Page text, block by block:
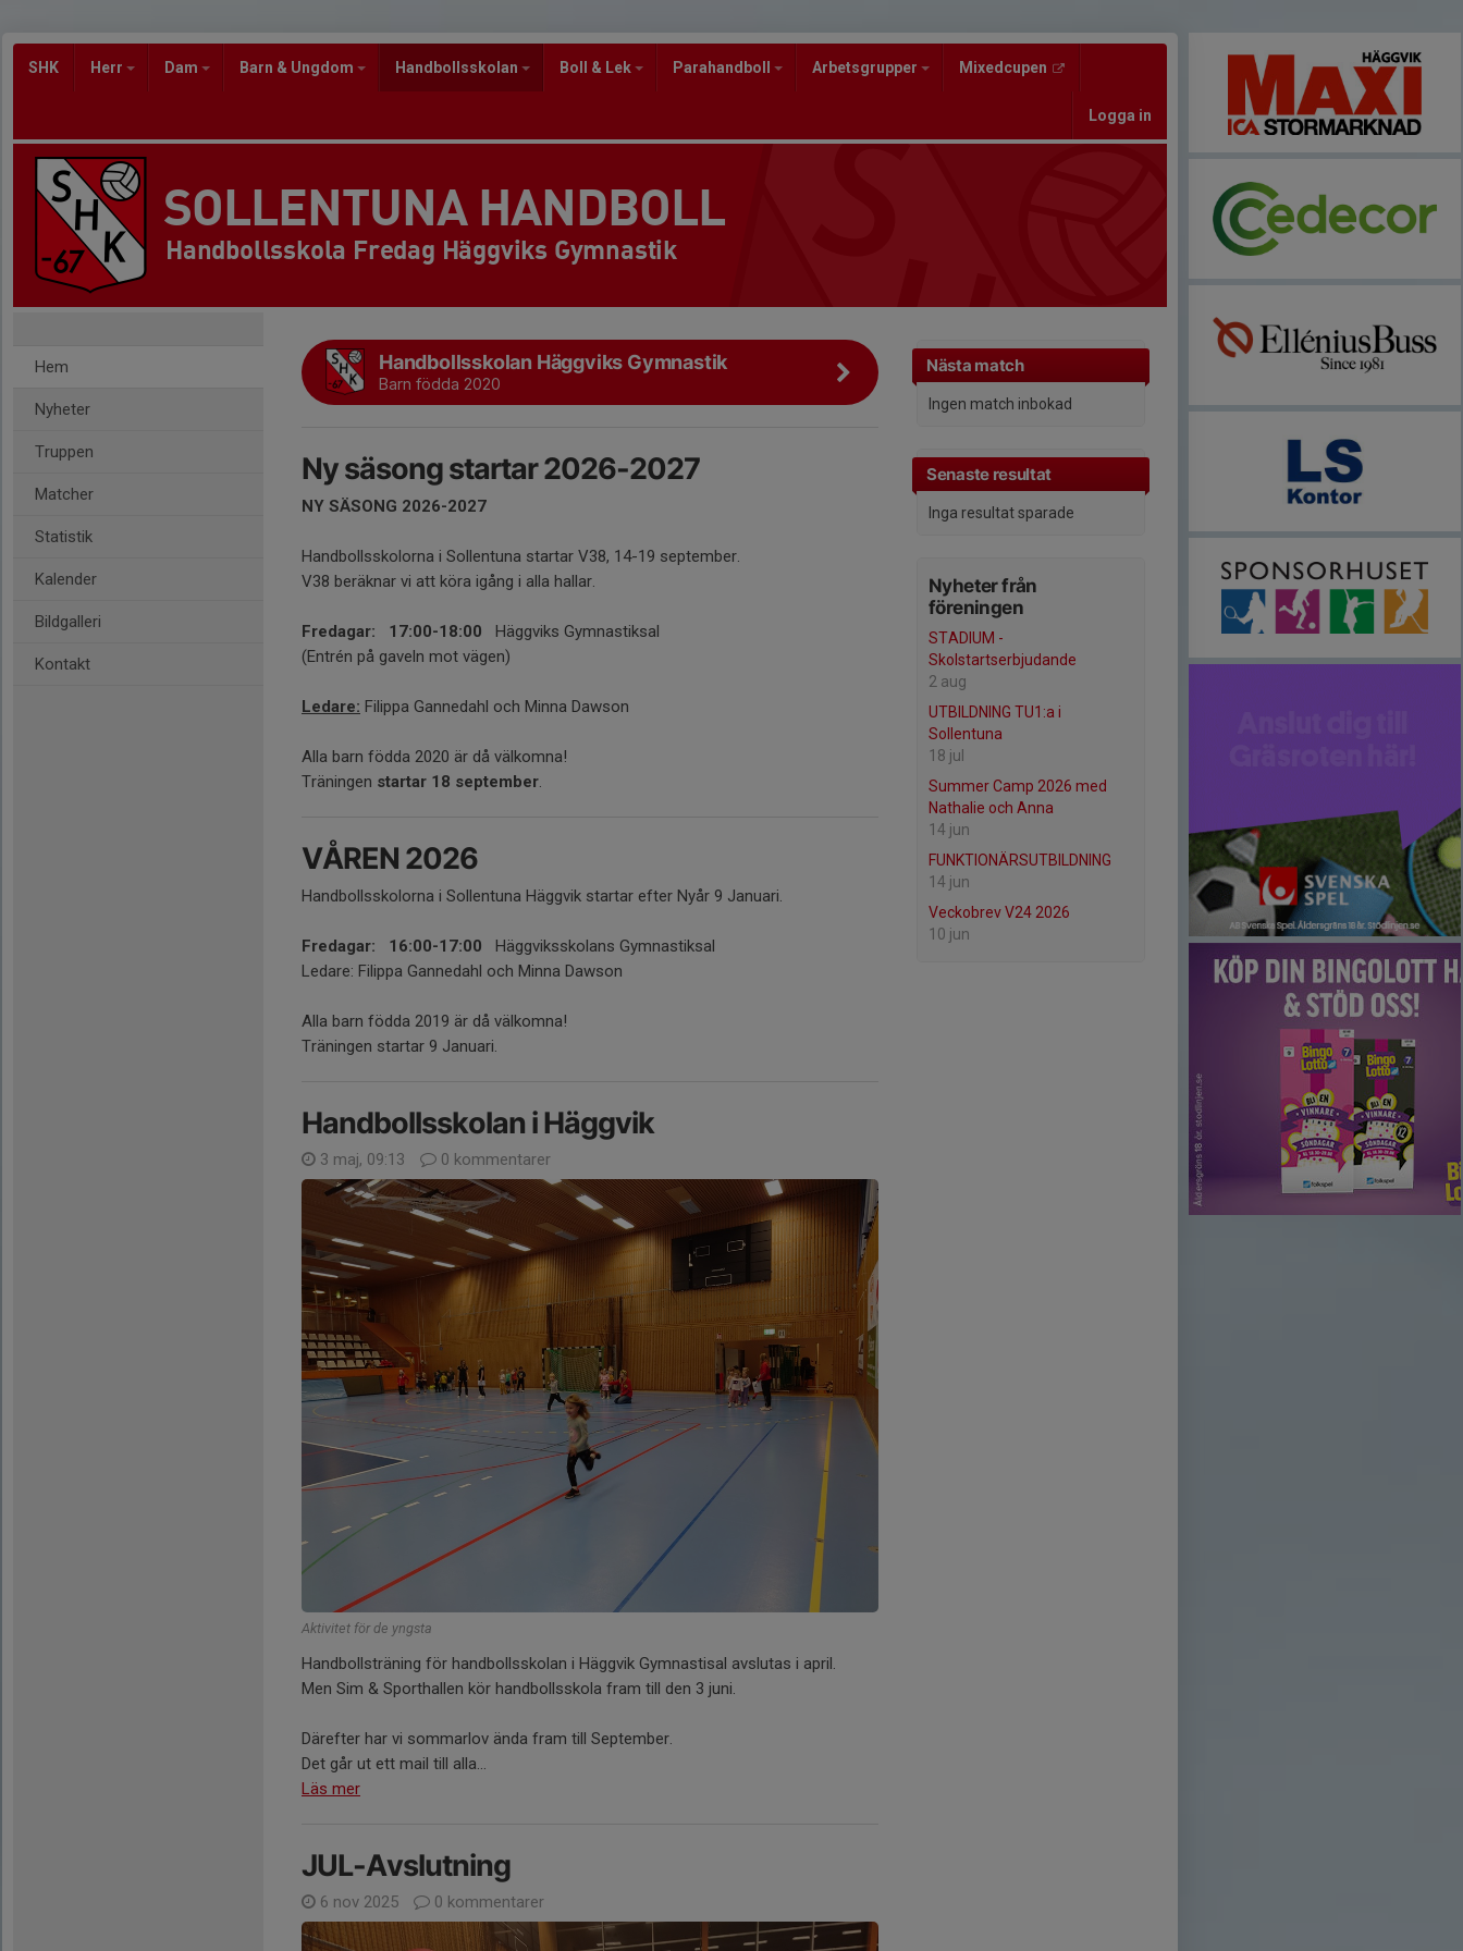
SHK Herr Dam Barn & Ungdom Handbollsskolan Boll & Lek Parahandboll Arbetsgrupper Mixedcupen
Logga in
SOLLENTUNA HANDBOLL
Handbollsskola Fredag Häggviks Gymnastik
Hem
Nyheter
Truppen
Matcher
Statistik
Kalender
Bildgalleri
Kontakt
Nästa match
Ingen match inbokad
Senaste resultat
Inga resultat sparade
Nyheter från
föreningen
STADIUM -
Skolstartserbjudande
2 aug
UTBILDNING TU1:a i
Sollentuna
18 jul
Summer Camp 2026 med
Nathalie och Anna
14 jun
FUNKTIONÄRSUTBILDNING
14 jun
Veckobrev V24 2026
10 jun
Handbollsskolan Häggviks Gymnastik
Barn födda 2020
Ny säsong startar 2026-2027
NY SÄSONG 2026-2027
Handbollsskolorna i Sollentuna startar V38, 14-19 september.
V38 beräknar vi att köra igång i alla hallar.
Fredagar: 17:00-18:00 Häggviks Gymnastiksal
(Entrén på gaveln mot vägen)
Ledare: Filippa Gannedahl och Minna Dawson
Alla barn födda 2020 är då välkomna!
Träningen startar 18 september.
VÅREN 2026
Handbollsskolorna i Sollentuna Häggvik startar efter Nyår 9 Januari.
Fredagar: 16:00-17:00 Häggviksskolans Gymnastiksal
Ledare: Filippa Gannedahl och Minna Dawson
Alla barn födda 2019 är då välkomna!
Träningen startar 9 Januari.
Handbollsskolan i Häggvik
3 maj, 09:13 0 kommentarer
Aktivitet för de yngsta
Handbollsträning för handbollsskolan i Häggvik Gymnastisal avslutas i april.
Men Sim & Sporthallen kör handbollsskola fram till den 3 juni.
Därefter har vi sommarlov ända fram till September.
Det går ut ett mail till alla...
Läs mer
JUL-Avslutning
6 nov 2025 0 kommentarer